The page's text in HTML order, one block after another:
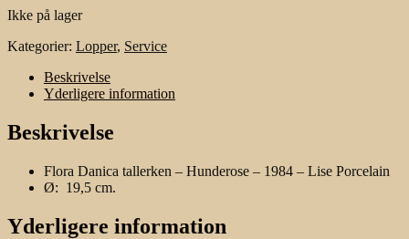
Ikke på lager
Kategorier: Lopper, Service
Beskrivelse
Yderligere information
Beskrivelse
Flora Danica tallerken – Hunderose – 1984 – Lise Porcelain
Ø: 19,5 cm.
Yderligere information